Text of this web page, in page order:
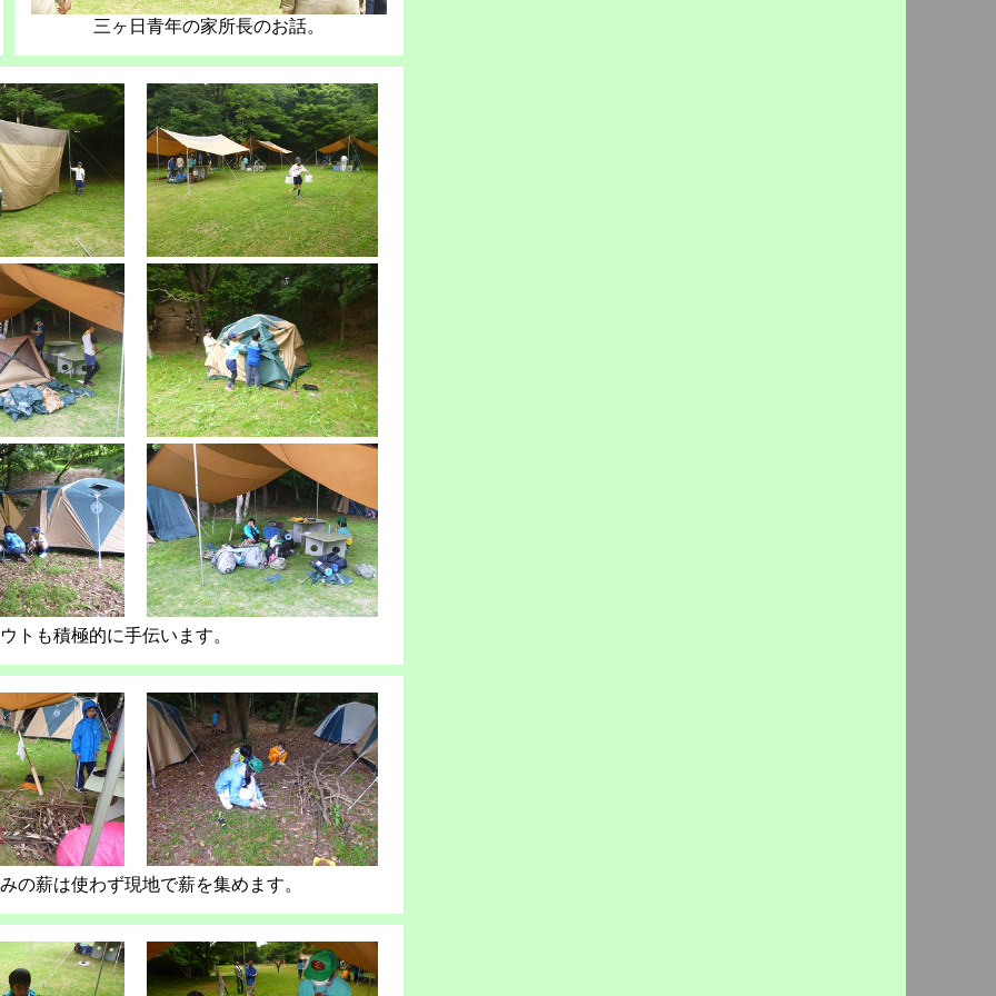
三ヶ日青年の家所長のお話。
トも積極的に手伝います。
の薪は使わず現地で薪を集めます。